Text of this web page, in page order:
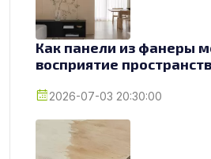
Как панели из фанеры
восприятие
2026-07-03 20:30:00